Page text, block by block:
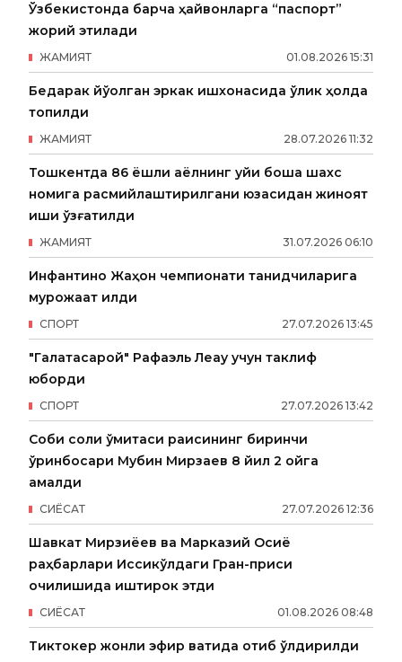
Ўзбекистонда барча ҳайвонларга “паспорт”
жорий этилади
01.08.2026 15:31
ЖАМИЯТ
Бедарак йўқолган эркак ишхонасида ўлик ҳолда
топилди
28.07.2026 11:32
ЖАМИЯТ
Тошкентда 86 ёшли аёлнинг уйи бошқа шахс
номига расмийлаштирилгани юзасидан жиноят
иши қўзғатилди
31.07.2026 06:10
ЖАМИЯТ
Инфантино Жаҳон чемпионати танқидчиларига
мурожаат қилди
27.07.2026 13:45
СПОРТ
"Галатасарой" Рафаэль Леау учун таклиф
юборди
27.07.2026 13:42
СПОРТ
Собиқ солиқ қўмитаси раисининг биринчи
ўринбосари Мубин Мирзаев 8 йил 2 ойга
қамалди
27.07.2026 12:36
СИËСАТ
Шавкат Мирзиёев ва Марказий Осиё
раҳбарлари Иссиқкўлдаги Гран-приси
очилишида иштирок этди
01.08.2026 08:48
СИËСАТ
Тиктокер жонли эфир вақтида отиб ўлдирилди